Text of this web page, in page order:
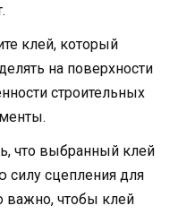
клей, который
на поверхности
строительных
что выбранный клей
силу сцепления для
важно, чтобы клей